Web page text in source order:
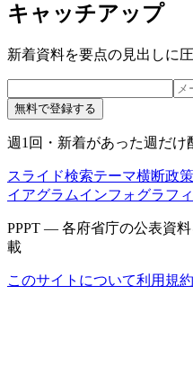
キャッチアップ
新着資料を要点の見出しに
無料で登録する
週1回・新着があった週だけ
スライド検索テーマ横断政
イアグラムインフォグラフ
PPPT — 各府省庁の公表資
載
このサイトについて利用規約